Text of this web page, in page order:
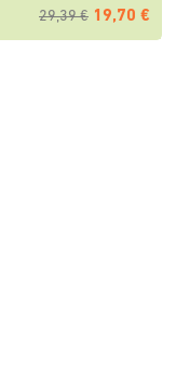
29,39 € 19,70 €